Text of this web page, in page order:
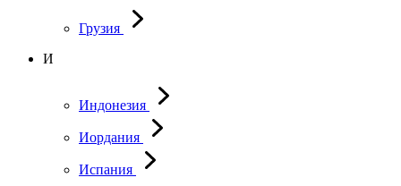
Грузия
И
Индонезия
Иордания
Испания